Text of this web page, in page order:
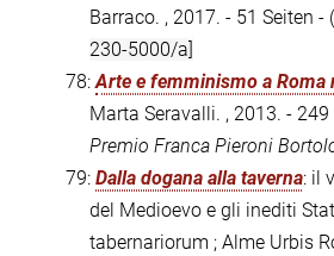
Barraco. , 2017. - 51 Seiten - (
230-5000/a]
78:Arte e femminismo a Roma
Marta Seravalli. , 2013. - 249
Premio Franca Pieroni
79: Dalla dogana alla taverna: il
del Medioevo e gli inediti
tabernariorum ; Alme Urbis